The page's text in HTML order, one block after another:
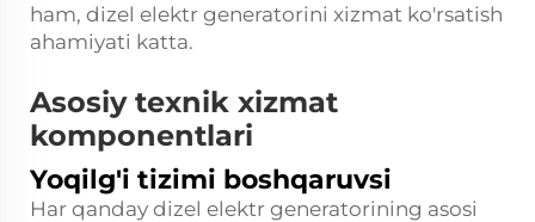
ham, dizel elektr generatorini xizmat ko'rsatish
ahamiyati katta.
Asosiy texnik xizmat
komponentlari
Yoqilg'i tizimi boshqaruvsi
Har qanday dizel elektr generatorining asosi